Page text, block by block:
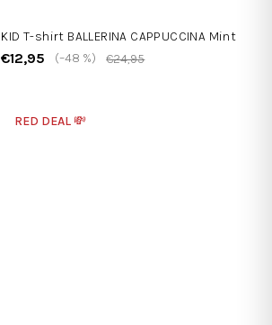
KID T-shirt BALLERINA CAPPUCCINA Mint
€12,95 €24,95
(–48 %)
RED DEAL 💸